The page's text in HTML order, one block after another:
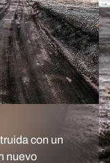
con un
nuevo